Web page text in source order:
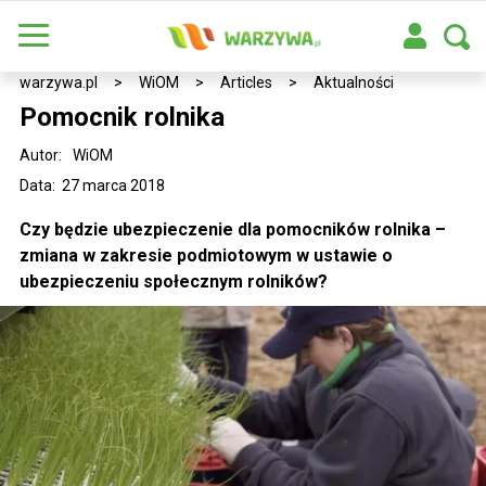
warzywa.pl > WiOM > Articles > Aktualności
Pomocnik rolnika
Data: 27 marca 2018
Autor: WiOM
Czy będzie ubezpieczenie dla pomocników rolnika –
zmiana w zakresie podmiotowym w ustawie o
ubezpieczeniu społecznym rolników?